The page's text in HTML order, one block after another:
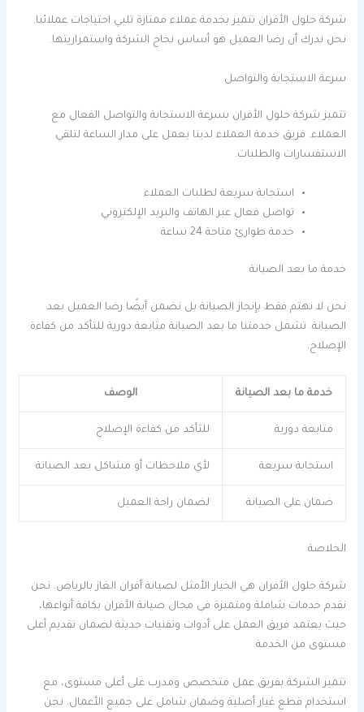
شركة حلول الأفران تتميز بخدمة عملاء ممتازة تلبي احتياجات عملائنا.
نحن ندرك أن رضا العميل هو أساس نجاح الشركة واستمراريتها.
سرعة الاستجابة والتواصل
تتميز شركة حلول الأفران بسرعة الاستجابة والتواصل الفعال مع
العملاء. فريق خدمة العملاء لدينا يعمل على مدار الساعة لتلقي
الاستفسارات والطلبات.
استجابة سريعة لطلبات العملاء
تواصل فعال عبر الهاتف والبريد الإلكتروني
خدمة طوارئ متاحة 24 ساعة
خدمة ما بعد الصيانة
نحن لا نهتم فقط بإنجاز الصيانة بل نضمن أيضًا رضا العميل بعد
الصيانة. تشمل خدمتنا ما بعد الصيانة متابعة دورية للتأكد من كفاءة
الإصلاح.
خدمة ما بعد الصيانة الوصف
متابعة دورية للتأكد من كفاءة الإصلاح
استجابة سريعة لأي ملاحظات أو مشاكل بعد الصيانة
ضمان على الصيانة لضمان راحة العميل
الخلاصة
شركة حلول الأفران هي الخيار الأمثل لصيانة أفران الغاز بالرياض. نحن
نقدم خدمات شاملة ومتميزة في مجال صيانة الأفران بكافة أنواعها،
حيث يعتمد فريق العمل على أدوات وتقنيات حديثة لضمان تقديم أعلى
مستوى من الخدمة.
تتميز الشركة بفريق عمل متخصص ومدرب على أعلى مستوى، مع
استخدام قطع غيار أصلية وضمان شامل على جميع الأعمال. نحن